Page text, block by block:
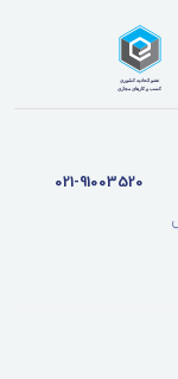
021-91003520